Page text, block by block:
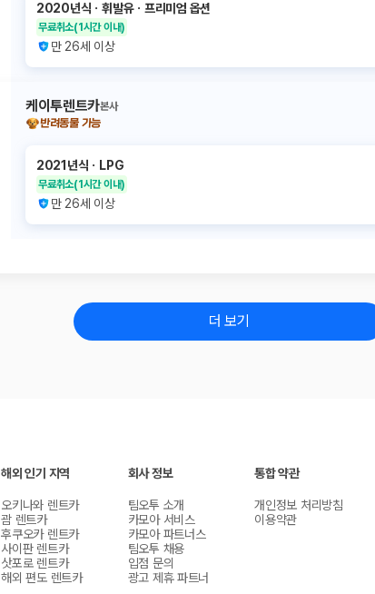
2020년식 ㆍ휘발유ㆍ 프리미엄 옵션
무료취소(1시간 이내)
만 26세 이상
케이투렌트카본사
반려동물 가능
2021년식 ㆍ LPG
무료취소(1시간 이내)
만 26세 이상
더 보기
해외 인기 지역
오키나와 렌트카
괌 렌트카
후쿠오카 렌트카
사이판 렌트카
삿포로 렌트카
해외 편도 렌트카
회사 정보
팀오투 소개
카모아 서비스
카모아 파트너스
팀오투 채용
입점 문의
광고 제휴 파트너
통합 약관
개인정보 처리방침
이용약관